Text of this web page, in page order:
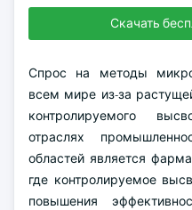
Скачать
Спрос на методы
всем мире из-за
контролируемого
отраслях
областей является
где контролируемое
повышения